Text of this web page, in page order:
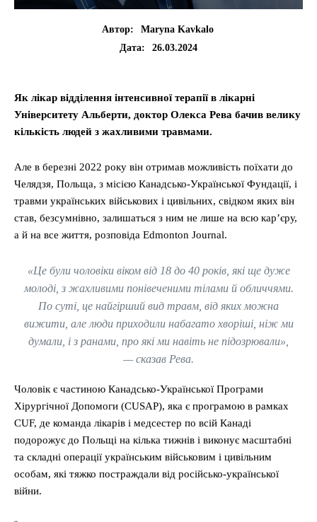
Автор:
Maryna Kavkalo
Дата:
26.03.2024
Як лікар відділення інтенсивної терапії в лікарні
Університету Альберти, доктор Олекса Рева бачив велику
кількість людей з жахливими травмами.
Але в березні 2022 року він отримав можливість поїхати до
Челядзя, Польща, з місією Канадсько-Української Фундації, і
травми українських військових і цивільних, свідком яких він
став, безсумнівно, залишаться з ним не лише на всю кар’єру,
а й на все життя, розповіда Edmonton Journal.
«Це були чоловіки віком від 18 до 40 років, які ще дуже
молоді, з жахливими понівеченими тілами й обличчями.
По суті, це найгірший вид травм, від яких можна
вижити, але люди приходили набагато хворіші, ніж ми
думали, і з ранами, про які ми навіть не підозрювали»,
— сказав Рева.
Чоловік є частиною Канадсько-Української Програми
Хірургічної Допомоги (CUSAP), яка є програмою в рамках
CUF, де команда лікарів і медсестер по всій Канаді
подорожує до Польщі на кілька тижнів і виконує масштабні
та складні операції українським військовим і цивільним
особам, які тяжко постраждали від російсько-української
війни.